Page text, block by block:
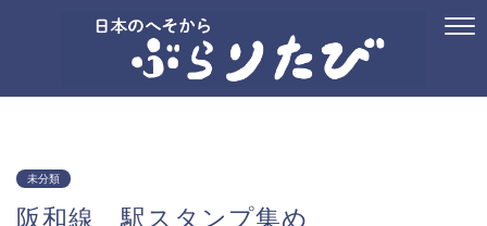
未分類
阪和線 駅スタンプ集め